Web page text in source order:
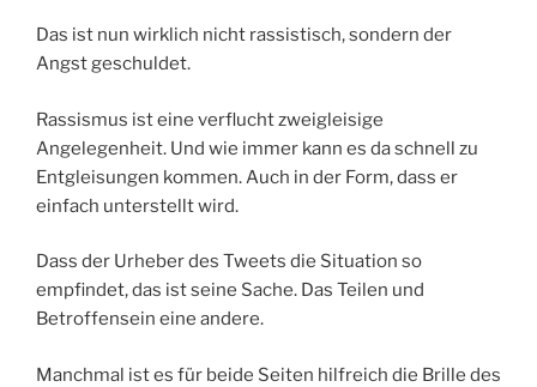
Das ist nun wirklich nicht rassistisch, sondern der
Angst geschuldet.
Rassismus ist eine verflucht zweigleisige
Angelegenheit. Und wie immer kann es da schnell zu
Entgleisungen kommen. Auch in der Form, dass er
einfach unterstellt wird.
Dass der Urheber des Tweets die Situation so
empfindet, das ist seine Sache. Das Teilen und
Betroffensein eine andere.
Manchmal ist es für beide Seiten hilfreich die Brille des